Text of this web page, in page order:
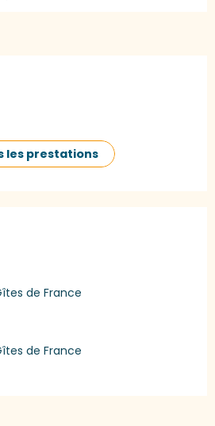
les prestations
de France
de France